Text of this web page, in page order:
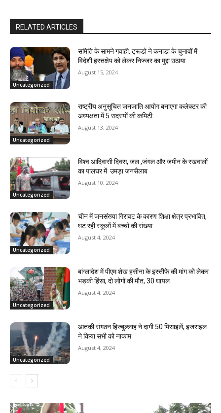
RELATED ARTICLES
Uncategorized
समिति के सामने गवाही: ट्रूडो ने कनाडा के चुनावों में
विदेशी हस्तक्षेप को लेकर निज्जर का मुद्दा उठाया
August 15, 2024
Uncategorized
राष्ट्रीय अनुसूचित जनजाति आयोग बनाएगा कलेक्टर की
अध्यक्षता में 5 सदस्यों की कमिटी
August 13, 2024
Uncategorized
विश्व आदिवासी दिवस, जल ,जंगल और जमीन के रखवालों
का पालघर में उमड़ा जनसैलाब
August 10, 2024
Uncategorized
चीन में जनसंख्या गिरावट के कारण शिक्षा क्षेत्र प्रभावित,
घट रही स्कूलों में बच्चों की संख्या
August 4, 2024
Uncategorized
बांग्लादेश में पीएम शेख हसीना के इस्तीफे की मांग को लेकर
भड़की हिंसा, दो लोगों की मौत, 30 घायल
August 4, 2024
Uncategorized
आतंकी संगठन हिज्बुल्लाह ने दागी 50 मिसाइलें, इजराइल
ने किया सभी को नाकाम
August 4, 2024